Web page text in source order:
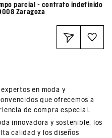
parcial - contrato indefinido
Zaragoza
en moda y
que ofrecemos a
de compra especial.
innovadora y sostenible, los
calidad y los diseños